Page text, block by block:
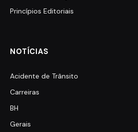
Princípios Editoriais
NOTÍCIAS
Acidente de Trânsito
Carreiras
BH
Gerais